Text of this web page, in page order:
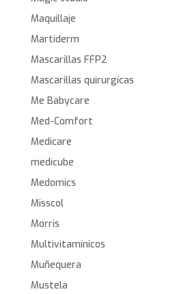
Maquillaje
Martiderm
Mascarillas FFP2
Mascarillas quirurgícas
Me Babycare
Med-Comfort
Medicare
medicube
Medomics
Misscol
Morris
Multivitamínicos
Muñequera
Mustela